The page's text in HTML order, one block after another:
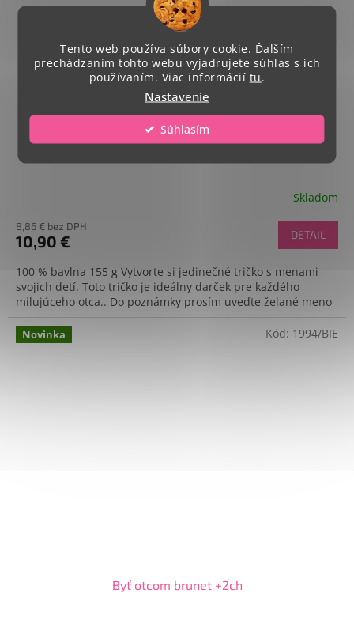
Tento web používa súbory cookie. Ďalším
prechádzaním tohto webu vyjadrujete súhlas s ich
používaním. Viac informácií tu.
Nastavenie
Súhlasím
Byť otcom brunet +2d
Skladom
8,86 € bez DPH
10,90 € DETAIL
100 % bavlna 155 g Vytvorte si jedinečné tričko s menami
svojich detí. Toto tričko je ideálny darček pre každého
milujúceho otca.. Do poznámky prosím uveďte želané meno
Novinka
Byť otcom brunet +2ch
Kód: 1994/BIE